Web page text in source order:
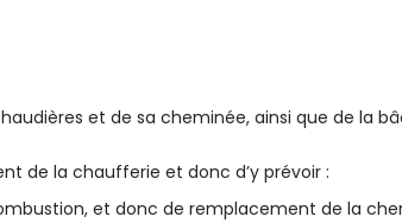
et de sa cheminée, ainsi que de la
de la chaufferie et donc d’y prévoir :
et donc de remplacement de la